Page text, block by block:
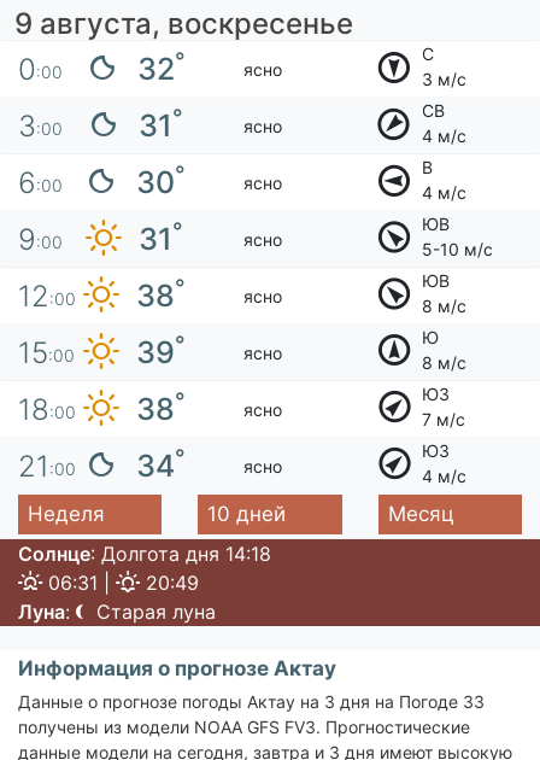
9 августа, воскресенье
0:00 32° ясно
С
3 м/с
3:00 31° ясно
СВ
4 м/с
6:00 30° ясно
В
4 м/с
9:00 31° ясно
ЮВ
5-10 м/с
12:00 38° ясно
ЮВ
8 м/с
15:00 39° ясно
Ю
8 м/с
18:00 38° ясно
ЮЗ
7 м/с
21 :00 34° ясно
ЮЗ
4 м/с
Неделя 10 дней
Месяц
Солнце: Долгота дня 14:18
06:31 |
20:49
Луна: Старая луна
Информация о прогнозе Актау
Данные о прогнозе погоды Актау на 3 дня на Погоде 33
получены из модели NOAA GFS FV3. Прогностические
данные модели на сегодня, завтра и 3 дня имеют высокую